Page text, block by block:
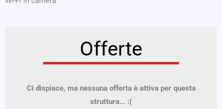
Offerte
Ci dispiace, ma nessuna offerta è attiva per questa
struttura... :(